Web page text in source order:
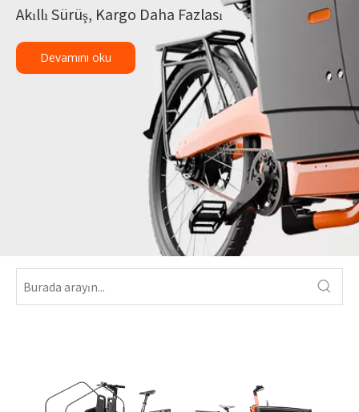
Akıllı Sürüş, Kargo Daha Fazlası
Devamını oku